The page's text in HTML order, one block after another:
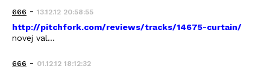
666 - 13.12.12 20:58:55
http://pitchfork.com/reviews/tracks/14675-curtain/
novej val...
666 - 01.12.12 18:12:32